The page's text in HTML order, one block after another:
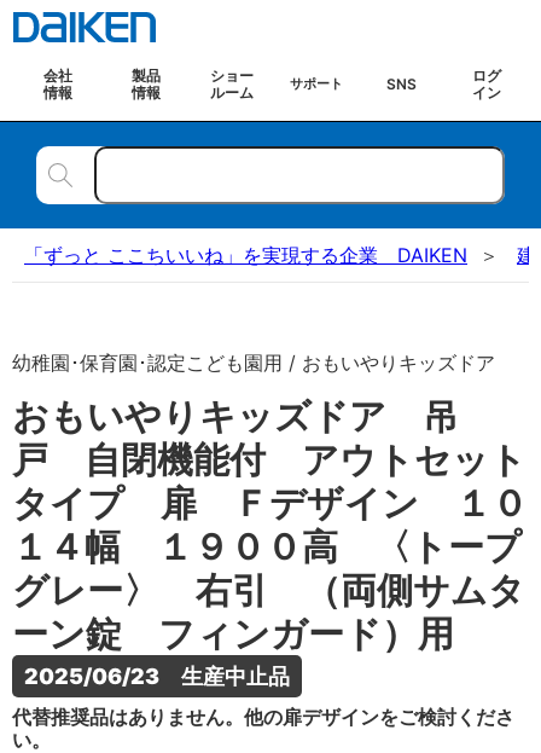
会社
情報
製品
情報
ショー
ルーム
サポート SNS
ログ
イン
「ずっと ここちいいね」を実現する企業 DAIKEN 建
幼稚園･保育園･認定こども園用 / おもいやりキッズドア
おもいやりキッズドア 吊
戸 自閉機能付 アウトセット
タイプ 扉 Ｆデザイン １０
１４幅 １９００高 〈トープ
グレー〉 右引 （両側サムタ
ーン錠 フィンガード）用
2025/06/23　生産中止品
代替推奨品はありません。他の扉デザインをご検討くださ
い。